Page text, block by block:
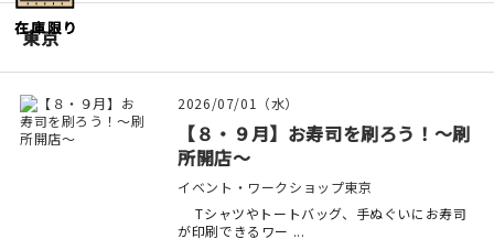
東京
2026/07/01（水）
【８・９月】お寿司を刷ろう！～刷
所開店～
イベント・ワークショップ東京
Tシャツやトートバッグ、手ぬぐいにお寿司
が印刷できるワー ...